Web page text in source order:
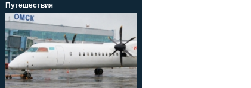
Путешествия